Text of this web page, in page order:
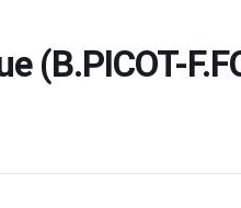
(B.PICOT-